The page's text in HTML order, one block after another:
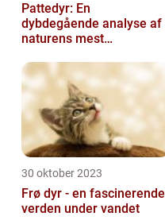
Pattedyr: En
dybdegående analyse af
naturens mest
30 oktober 2023
Frø dyr - en fascinerende
verden under vandet